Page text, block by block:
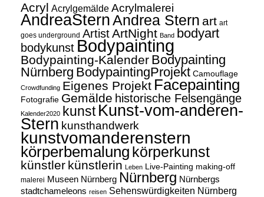
Acryl Acrylgemälde Acrylmalerei
AndreaSternAndrea Stern art art
goes underground ArtistArtNight Band bodyart
bodykunst Bodypainting
Bodypainting-Kalender Bodypainting
Nürnberg BodypaintingProjekt Camouflage
Crowdfunding Eigenes Projekt Facepainting
Fotografie Gemälde historische Felsengänge
Kalender2020 kunst Kunst-vom-anderen-
Stern kunsthandwerk
kunstvomanderenstern
körperbemalung körperkunst
künstler künstlerin Leben Live-Painting making-off
malerei Museen Nürnberg Nürnberg Nürnbergs
stadtchameleons reisen Sehenswürdigkeiten Nürnberg